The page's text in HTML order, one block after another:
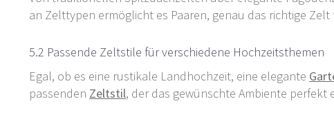
an Zelttypen ermöglicht es Paaren, genau das richtige
5.2 Passende Zeltstile für verschiedene Hochzeitsthemen
Egal, ob es eine rustikale Landhochzeit, eine elegante
passenden Zeltstil, der das gewünschte Ambiente perfekt